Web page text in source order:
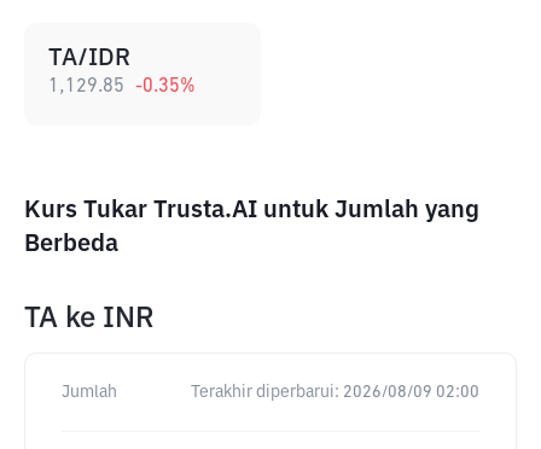
TA/IDR
1,129.85 -0.35%
Kurs Tukar Trusta.AI untuk Jumlah yang
Berbeda
TA ke INR
Jumlah Terakhir diperbarui: 2026/08/09 02:00